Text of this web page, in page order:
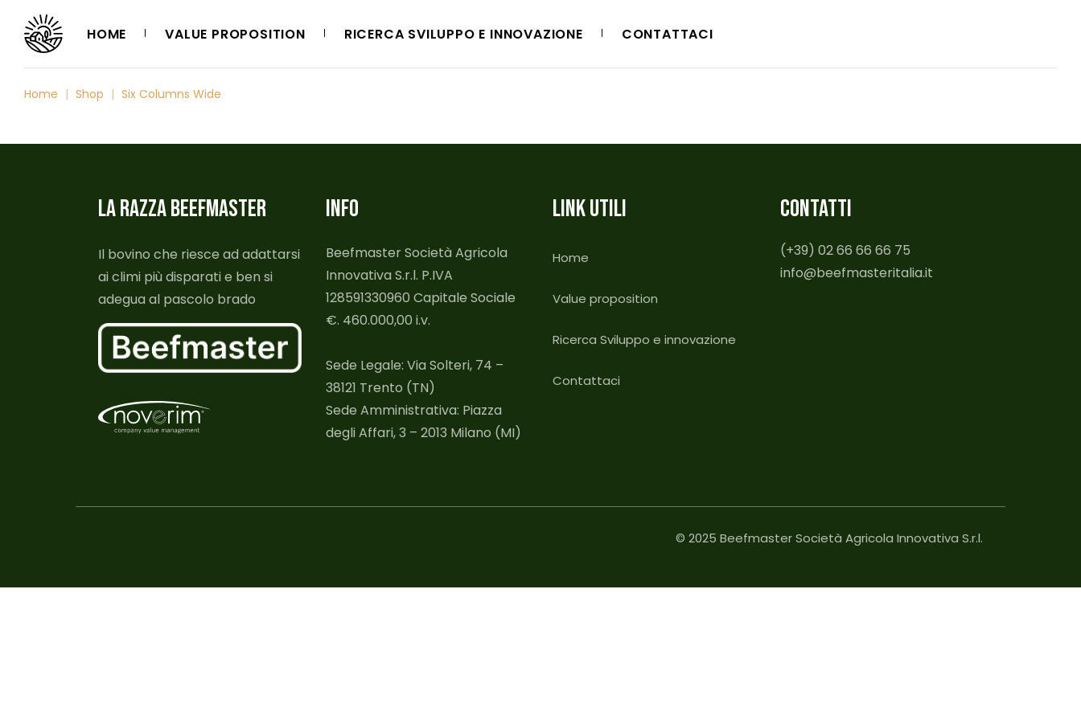
HOME VALUE PROPOSITION RICERCA SVILUPPO E INNOVAZIONE CONTATTACI
Home Shop Six Columns Wide
LA RAZZA BEEFMASTER
Il bovino che riesce ad adattarsi
ai climi più disparati e ben si
adegua al pascolo brado
INFO
Beefmaster Società Agricola
Innovativa S.r.l. P.IVA
128591330960 Capitale Sociale
€. 460.000,00 i.v.
Sede Legale: Via Solteri, 74 –
38121 Trento (TN)
Sede Amministrativa: Piazza
degli Affari, 3 – 2013 Milano (MI)
LINK UTILI
Home
Value proposition
Ricerca Sviluppo e innovazione
Contattaci
CONTATTI
(+39) 02 66 66 66 75
info@beefmasteritalia.it
© 2025 Beefmaster Società Agricola Innovativa S.r.l.